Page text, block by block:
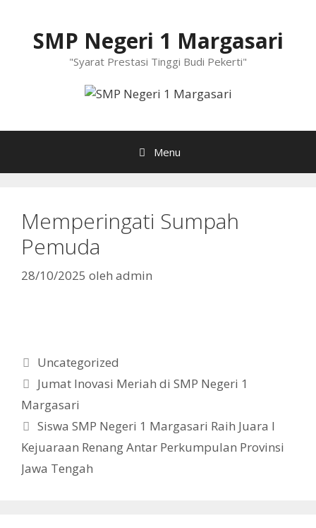
SMP Negeri 1 Margasari
"Syarat Prestasi Tinggi Budi Pekerti"
Menu
Memperingati Sumpah
Pemuda
28/10/2025 oleh admin
Kategori
Uncategorized
Jumat Inovasi Meriah di SMP Negeri 1
Margasari
Siswa SMP Negeri 1 Margasari Raih Juara I
Kejuaraan Renang Antar Perkumpulan Provinsi
Jawa Tengah